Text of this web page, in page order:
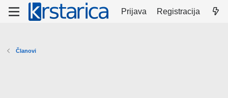
Prijava Registracija
Članovi